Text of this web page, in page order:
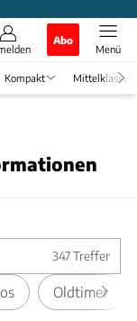
Abo
Menü
Kompakt Mittelklasse
347Treffer
Oldtimer